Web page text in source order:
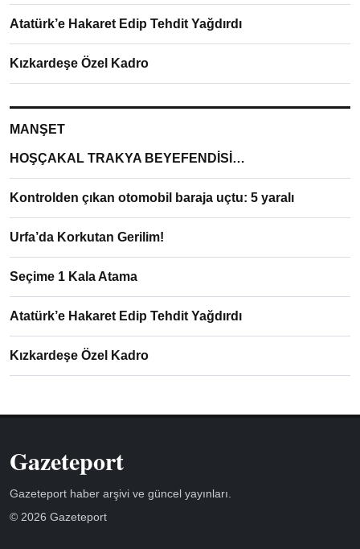
Atatürk’e Hakaret Edip Tehdit Yağdırdı
Kızkardeşe Özel Kadro
MANŞET
HOŞÇAKAL TRAKYA BEYEFENDİSİ…
Kontrolden çıkan otomobil baraja uçtu: 5 yaralı
Urfa’da Korkutan Gerilim!
Seçime 1 Kala Atama
Atatürk’e Hakaret Edip Tehdit Yağdırdı
Kızkardeşe Özel Kadro
Gazeteport
Gazeteport haber arşivi ve güncel yayınları.
© 2026 Gazeteport